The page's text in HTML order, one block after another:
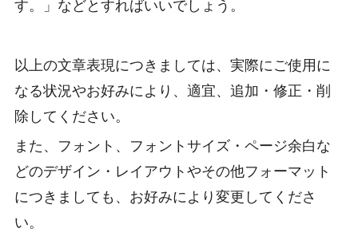
す。」などとすればいいでしょう。
以上の文章表現につきましては、実際にご使用に
なる状況やお好みにより、適宜、追加・修正・削
除してください。
また、フォント、フォントサイズ・ページ余白な
どのデザイン・レイアウトやその他フォーマット
につきましても、お好みにより変更してくださ
い。